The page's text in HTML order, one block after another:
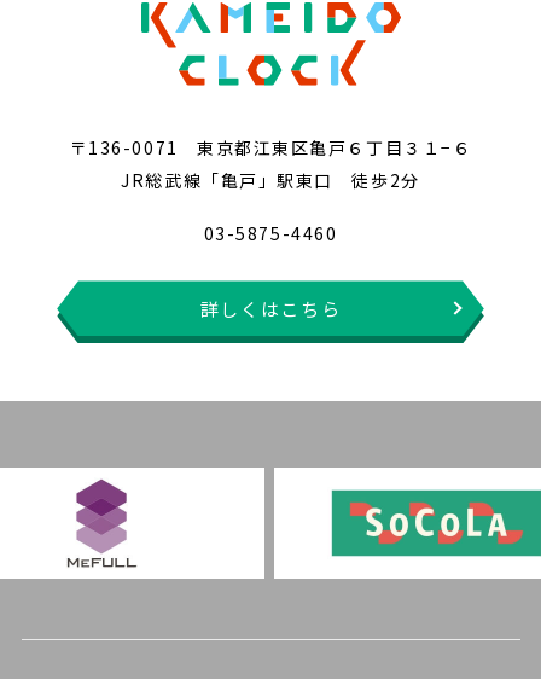
〒136-0071 東京都江東区亀戸６丁目３１−６
JR総武線「亀戸」駅東口 徒歩2分
03-5875-4460
詳しくはこちら